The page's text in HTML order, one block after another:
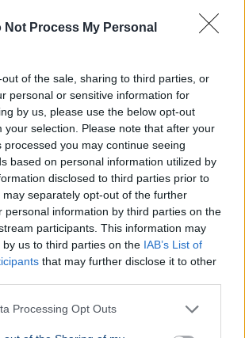
Not Process My Personal
of the sale, sharing to third parties, or
personal or sensitive information for
by us, please use the below opt-out
your selection. Please note that after your
processed you may continue seeing
based on personal information utilized by
disclosed to third parties prior to
separately opt-out of the further
personal information by third parties on the
participants. This information may
us to third parties on the IAB’s List of
that may further disclose it to other
Processing Opt Outs
vajdasági Magyar Nemzeti
tett az ügyben.
autóipar,
5.
közben lőttek agyon egy